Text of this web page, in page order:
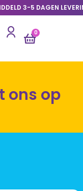
3-5 DAGEN
0
ons op